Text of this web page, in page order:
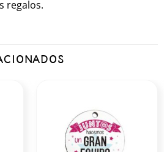
regalos.